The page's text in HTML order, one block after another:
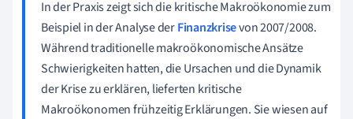
In der Praxis zeigt sich die kritische Makroökonomie zum
Beispiel in der Analyse derFinanzkrisevon 2007/2008.
Während traditionelle makroökonomische Ansätze
Schwierigkeiten hatten, die Ursachen und die Dynamik
der Krise zu erklären, lieferten kritische
Makroökonomen frühzeitig Erklärungen. Sie wiesen auf